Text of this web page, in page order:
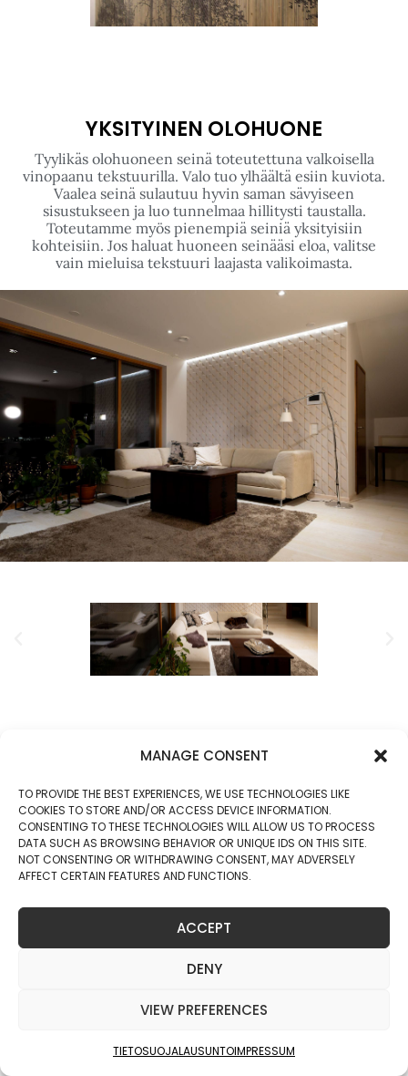
MANAGE CONSENT
TO PROVIDE THE BEST EXPERIENCES, WE USE TECHNOLOGIES LIKE
COOKIES TO STORE AND/OR ACCESS DEVICE INFORMATION.
CONSENTING TO THESE TECHNOLOGIES WILL ALLOW US TO PROCESS
DATA SUCH AS BROWSING BEHAVIOR OR UNIQUE IDS ON THIS SITE.
NOT CONSENTING OR WITHDRAWING CONSENT, MAY ADVERSELY
AFFECT CERTAIN FEATURES AND FUNCTIONS.
ACCEPT
DENY
VIEW PREFERENCES
TIETOSUOJALAUSUNTOIMPRESSUM
Rauman metsäwoodin toimistoilta löytyy useampi
meidän valokuvapinta. Kuvat on toteutettu tottakai
Click to accept markkinointi cookies
and enable this content
YKSITYINEN OLOHUONE
Tyylikäs olohuoneen seinä toteutettuna valkoisella
vinopaanu tekstuurilla. Valo tuo ylhäältä esiin kuviota.
Vaalea seinä sulautuu hyvin saman sävyiseen
sisustukseen ja luo tunnelmaa hillitysti taustalla.
Toteutamme myös pienempiä seiniä yksityisiin
kohteisiin. Jos haluat huoneen seinääsi eloa, valitse
vain mieluisa tekstuuri laajasta valikoimasta.
SALLAN KANSALLISPUISTON LAAVUT
Spruce tekstuurilla. Reunassa komeilee myös